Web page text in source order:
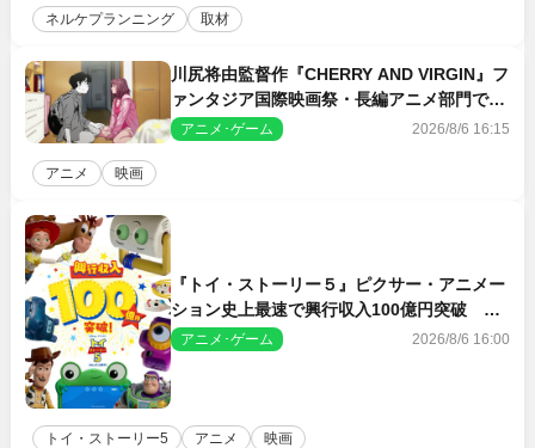
ネルケプランニング 取材
川尻将由監督作『CHERRY AND VIRGIN』フ
ァンタジア国際映画祭・長編アニメ部門で観
客賞・金賞受賞！
アニメ･ゲーム 2026/8/6 16:15
アニメ 映画
『トイ・ストーリー５』ピクサー・アニメー
ション史上最速で興行収入100億円突破 シ
リーズNo.1興収が目前
アニメ･ゲーム 2026/8/6 16:00
トイ・ストーリー5 アニメ 映画